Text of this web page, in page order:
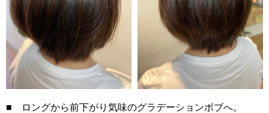
■ ロングから前下がり気味のグラデーションボブへ。